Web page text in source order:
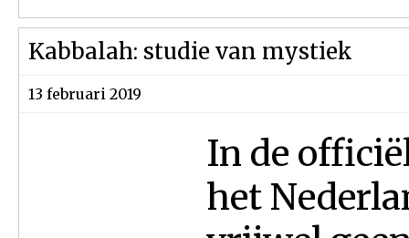
Kabbalah: studie van mystiek
13 februari 2019
In de
het